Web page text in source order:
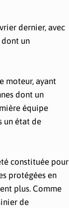
dernier, avec
dont un
moteur, ayant
dont un
équipe
un état de
constituée pour
protégées en
plus. Comme
de